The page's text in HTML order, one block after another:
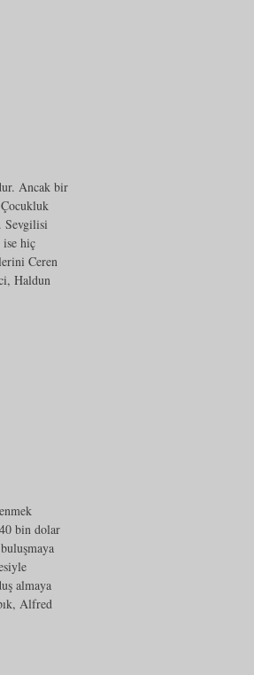
Ancak bir
Sevgilisi
hiç
Ceren
Haldun
bin dolar
almaya
Alfred